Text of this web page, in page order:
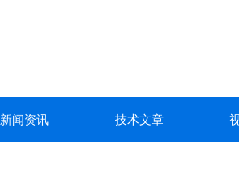
新闻资讯 技术文章